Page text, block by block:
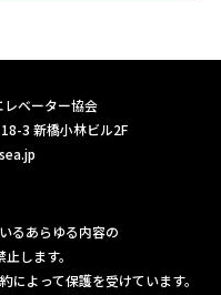
レベーター協会
3 新橋小林ビル2F
るあらゆる内容の
します。
よって保護を受けています。